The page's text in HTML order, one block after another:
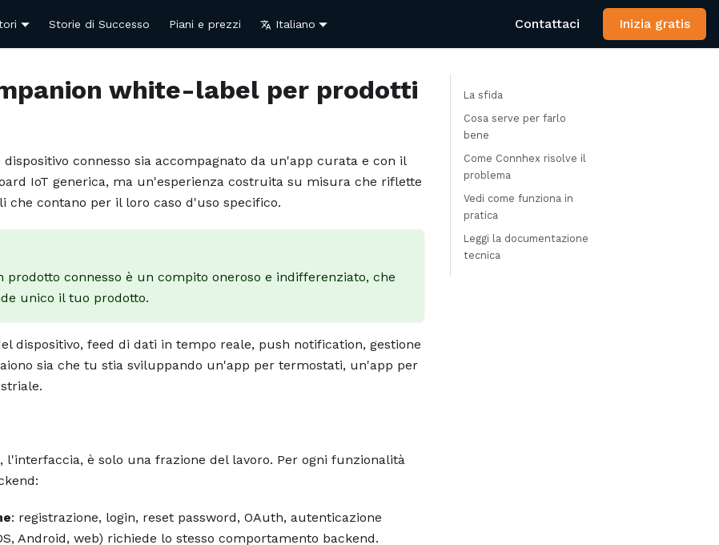
Storie di Successo Piani e prezzi Italiano Contattaci Inizia gratis
white-label per prodotti
connesso sia accompagnato da un'app curata e con il
IoT generica, ma un'esperienza costruita su misura che riflette
contano per il loro caso d'uso specifico.
connesso è un compito oneroso e indifferenziato, che
unico il tuo prodotto.
dispositivo, feed di dati in tempo reale, push notification, gestione
sia che tu stia sviluppando un'app per termostati, un'app per
è solo una frazione del lavoro. Per ogni funzionalità
: registrazione, login, reset password, OAuth, autenticazione
Android, web) richiede lo stesso comportamento backend.
La sfida
Cosa serve per farlo
bene
Come Connhex risolve il
problema
Vedi come funziona in
pratica
Leggi la documentazione
tecnica